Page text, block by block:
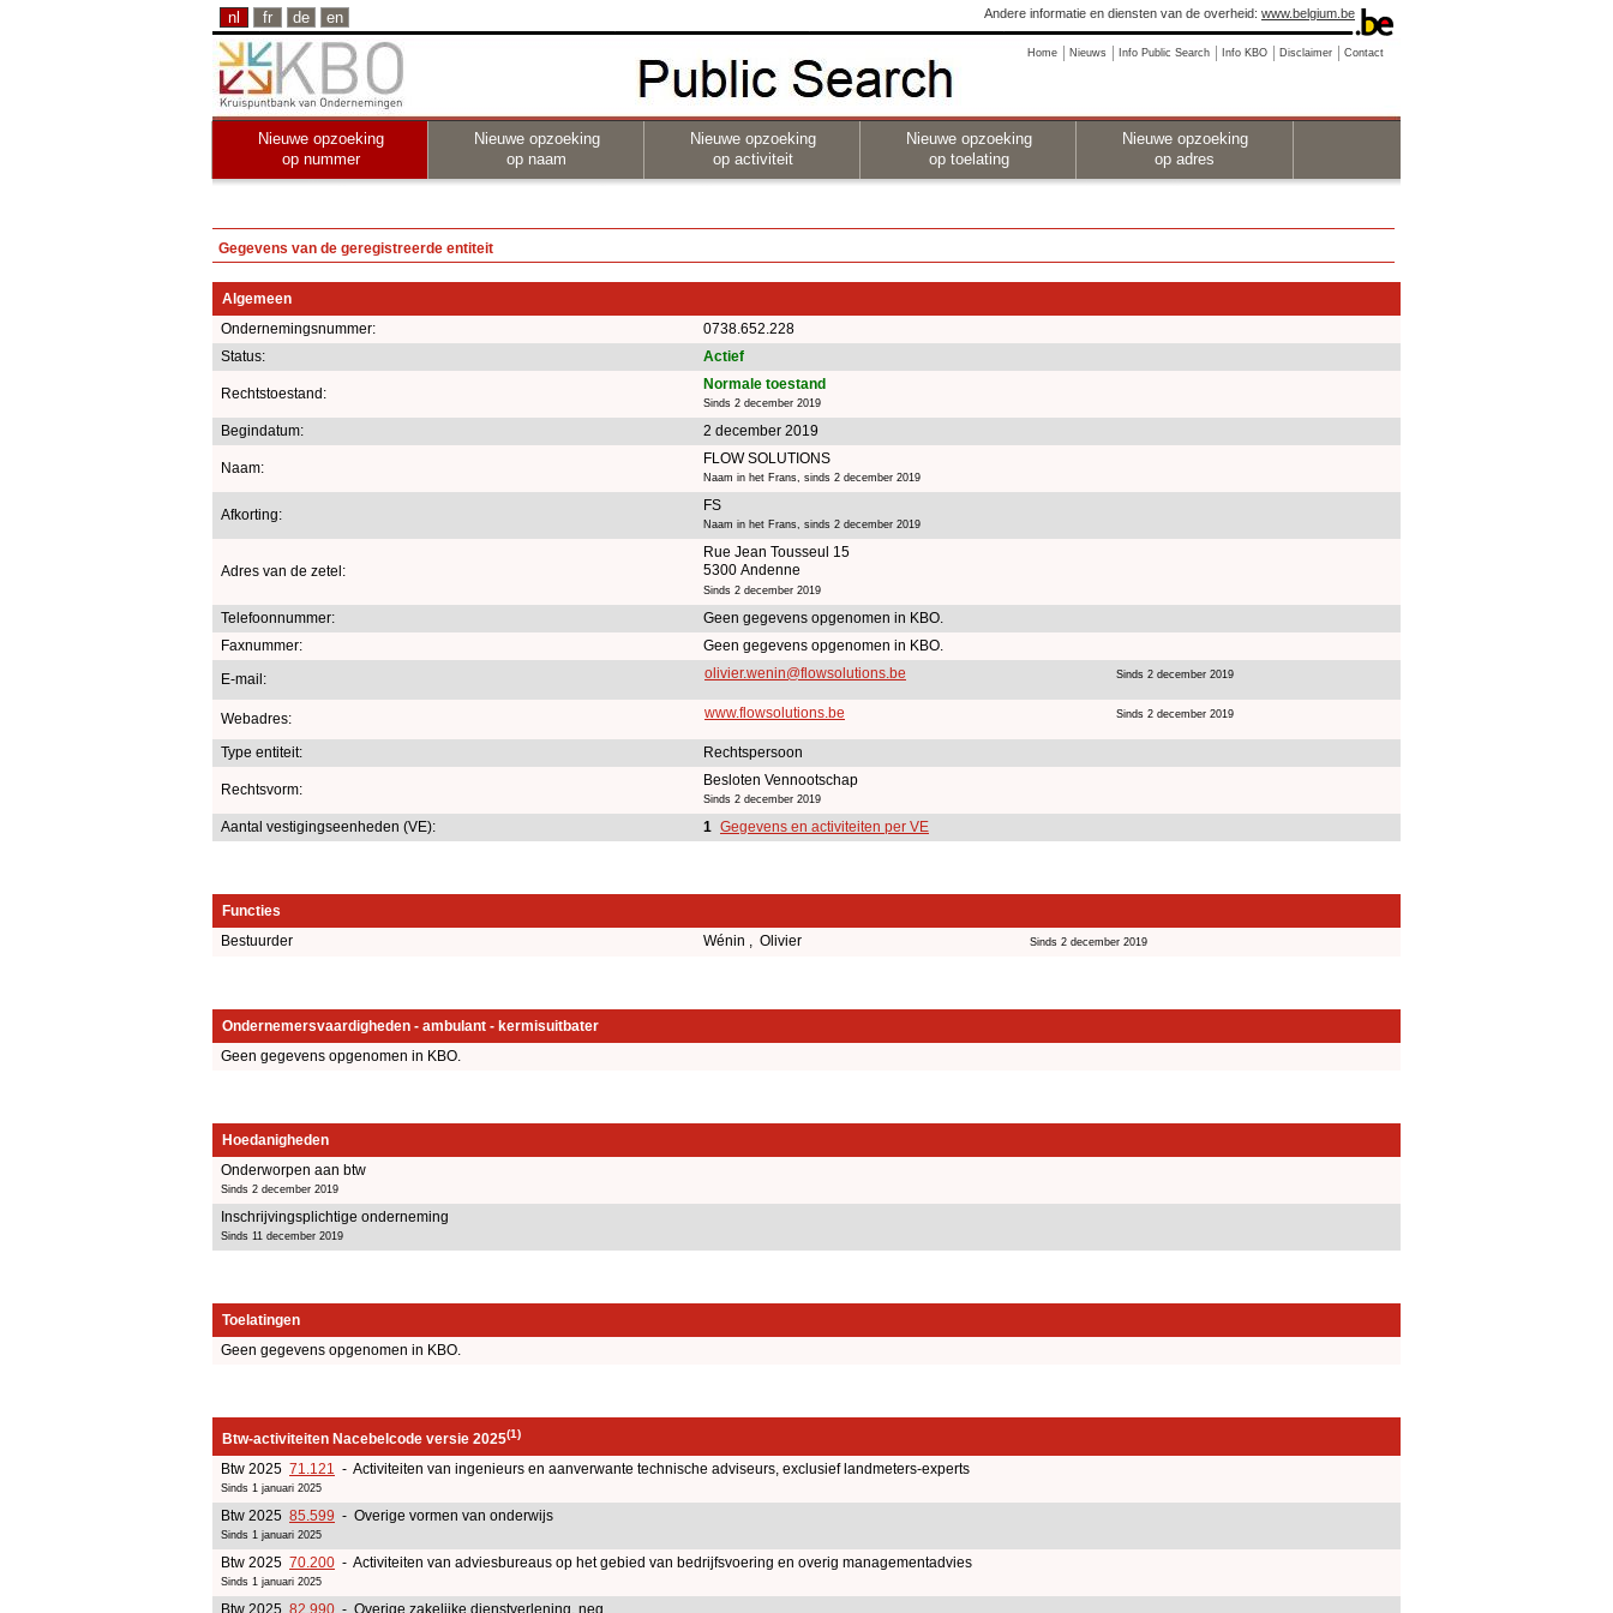
nl fr de en Andere informatie en diensten van de overheid: www.belgium.be
Home Nieuws Info Public Search Info KBO Disclaimer Contact
Nieuwe opzoeking
op nummer
Nieuwe opzoeking
op naam
Nieuwe opzoeking
op activiteit
Nieuwe opzoeking
op toelating
Nieuwe opzoeking
op adres
Gegevens van de geregistreerde entiteit
Algemeen
Ondernemingsnummer:
0738.652.228
Status:
Actief
Rechtstoestand:
Normale toestand
Sinds 2 december 2019
Begindatum: 2 december 2019
Naam:
FLOW SOLUTIONS
Naam in het Frans, sinds 2 december 2019
Afkorting:
FS
Naam in het Frans, sinds 2 december 2019
Adres van de zetel:
Rue Jean Tousseul 15
5300 Andenne
Sinds 2 december 2019
Telefoonnummer:
Geen gegevens opgenomen in KBO.
Faxnummer:
Geen gegevens opgenomen in KBO.
E-mail:
olivier.wenin@flowsolutions.be Sinds 2 december 2019
Webadres: www.flowsolutions.be Sinds 2 december 2019
Type entiteit: Rechtspersoon
Rechtsvorm:
Besloten Vennootschap
Sinds 2 december 2019
Aantal vestigingseenheden (VE): 1 Gegevens en activiteiten per VE
Functies
Bestuurder
Wénin , Olivier Sinds 2 december 2019
Ondernemersvaardigheden - ambulant - kermisuitbater
Geen gegevens opgenomen in KBO.
Hoedanigheden
Onderworpen aan btw
Sinds 2 december 2019
Inschrijvingsplichtige onderneming
Sinds 11 december 2019
Toelatingen
Geen gegevens opgenomen in KBO.
Btw-activiteiten Nacebelcode versie 2025(1)
Btw 2025 71.121 - Activiteiten van ingenieurs en aanverwante technische adviseurs, exclusief landmeters-experts
Sinds 1 januari 2025
Btw 2025 85.599 - Overige vormen van onderwijs
Sinds 1 januari 2025
Btw 2025 70.200 - Activiteiten van adviesbureaus op het gebied van bedrijfsvoering en overig managementadvies
Sinds 1 januari 2025
Btw 2025 82.990 - Overige zakelijke dienstverlening, neg